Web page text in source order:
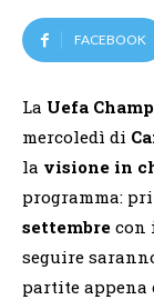
FACEBOOK
La Uefa
mercoledì di
la visione in
programma:
settembre con
seguire
partite appena